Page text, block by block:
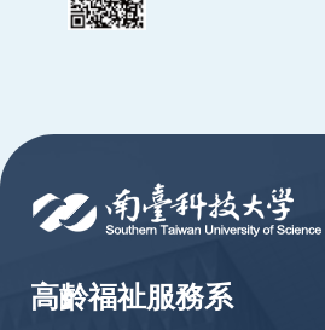
高齡福祉服務系